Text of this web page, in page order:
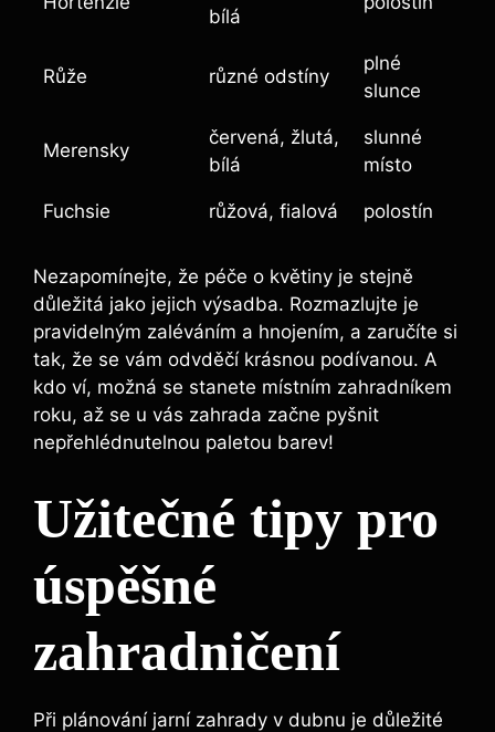
bílá
Růže různé odstíny
plné
slunce
Merensky
červená, žlutá,
bílá
slunné
místo
Fuchsie růžová, fialová polostín
Nezapomínejte, že péče o květiny je stejně
důležitá jako jejich výsadba. Rozmazlujte je
pravidelným zaléváním a hnojením, a zaručíte si
tak, že se vám odvděčí krásnou podívanou. A
kdo ví, možná se stanete místním zahradníkem
roku, až se u vás zahrada začne pyšnit
nepřehlédnutelnou paletou barev!
Užitečné tipy pro
úspěšné
zahradničení
Při plánování jarní zahrady v dubnu je důležité